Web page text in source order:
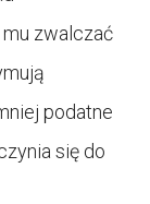
zwalczać
podatne
się do